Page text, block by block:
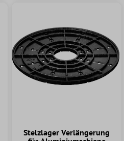
Stelzlager Verlängerung